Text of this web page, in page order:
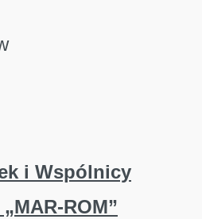
Wrocław
i Wspólnicy
ROM”